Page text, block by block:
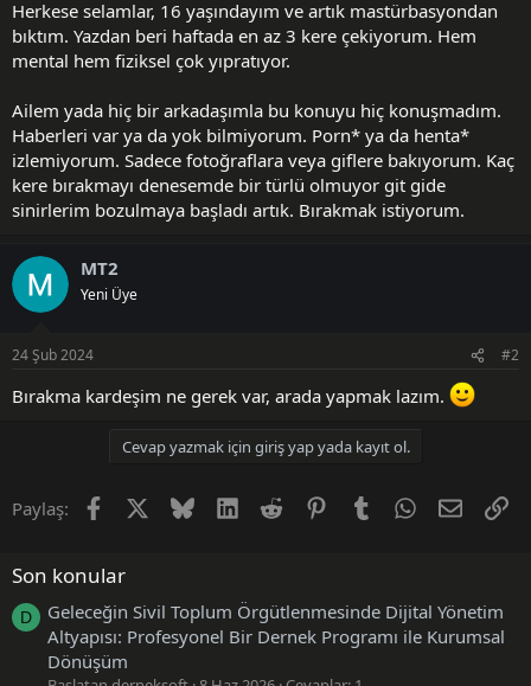
ş
l
a
t
n
ç
t
a
r
h
i
Herkese selamlar, 16 yaşındayım ve artık mastürbasyondan
bıktım. Yazdan beri haftada en az 3 kere çekiyorum. Hem
mental hem fiziksel çok yıpratıyor.
Ailem yada hiç bir arkadaşımla bu konuyu hiç konuşmadım.
Haberleri var ya da yok bilmiyorum. Porn* ya da henta*
izlemiyorum. Sadece fotoğraflara veya giflere bakıyorum. Kaç
kere bırakmayı denesemde bir türlü olmuyor git gide
sinirlerim bozulmaya başladı artık. Bırakmak istiyorum.
MT2
Yeni Üye
24 Şub 2024 #2
Bırakma kardeşim ne gerek var, arada yapmak lazım.
Cevap yazmak için giriş yap yada kayıt ol.
Paylaş: FacebookX (Twitter)
BlueskyLinkedInReddit PinterestTumblr WhatsApp
E-posta
Son konular
D
Geleceğin Sivil Toplum Örgütlenmesinde Dijital Yönetim
Altyapısı: Profesyonel Bir Dernek Programı ile Kurumsal
Dönüşüm